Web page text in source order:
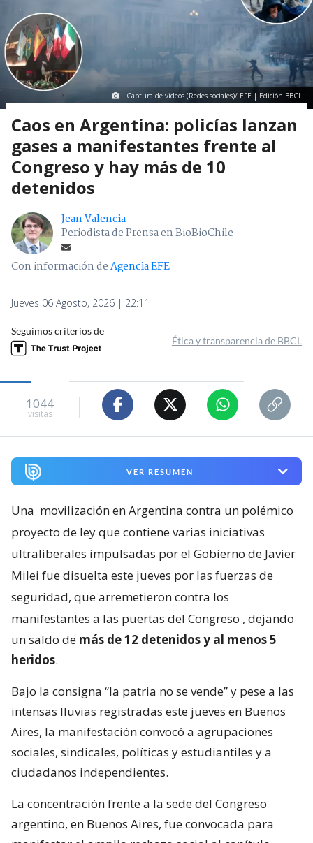
Captura de videos (Redes sociales)/ EFE | Edición BBCL
Caos en Argentina: policías lanzan
gases a manifestantes frente al
Congreso y hay más de 10
detenidos
Jean Valencia
Periodista de Prensa en BioBioChile
Con información deAgencia EFE
Jueves 06 Agosto, 2026 | 22:11
Seguimos criterios de
Ética y transparencia de BBCL
1044
visitas
VER RESUMEN
Una movilización en Argentina contra un polémico
proyecto de ley que contiene varias iniciativas
ultraliberales impulsadas por el Gobierno de Javier
Milei fue disuelta este jueves por las fuerzas de
seguridad, que arremetieron contra los
manifestantes a las puertas del Congreso , dejando
un saldo de más de 12 detenidos y al menos 5
heridos.
Bajo la consigna “la patria no se vende” y pese a las
intensas lluvias registradas este jueves en Buenos
Aires, la manifestación convocó a agrupaciones
sociales, sindicales, políticas y estudiantiles y a
ciudadanos independientes.
La concentración frente a la sede del Congreso
argentino, en Buenos Aires, fue convocada para